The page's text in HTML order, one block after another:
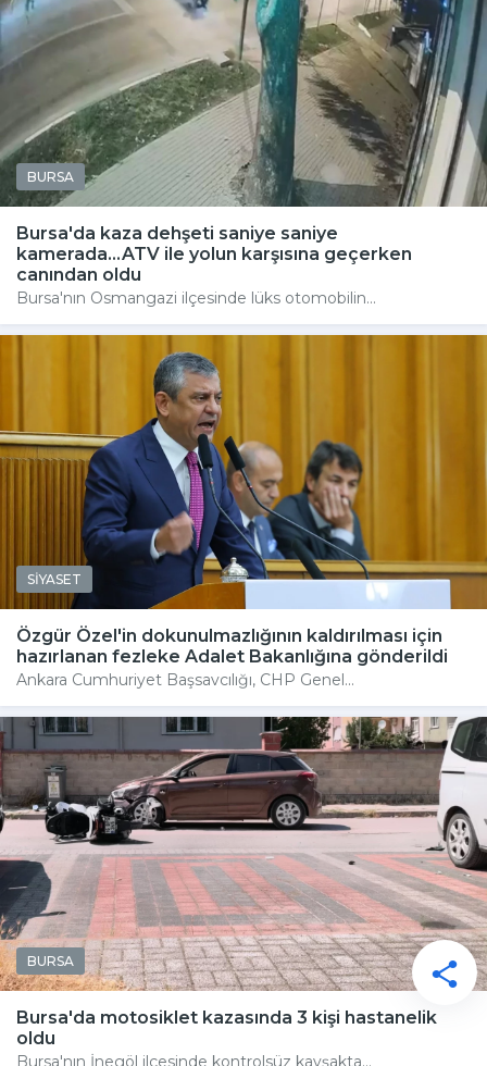
BURSA
Bursa'da kaza dehşeti saniye saniye
kamerada...ATV ile yolun karşısına geçerken
canından oldu
Bursa'nın Osmangazi ilçesinde lüks otomobilin...
SİYASET
Özgür Özel'in dokunulmazlığının kaldırılması için
hazırlanan fezleke Adalet Bakanlığına gönderildi
Ankara Cumhuriyet Başsavcılığı, CHP Genel...
BURSA
Bursa'da motosiklet kazasında 3 kişi hastanelik
oldu